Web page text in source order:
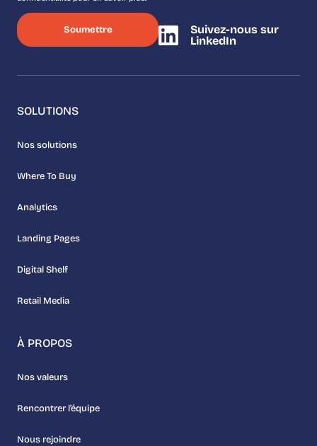
Suivez-nous sur
LinkedIn
SOLUTIONS
Nos solutions
Where To Buy
Analytics
Landing Pages
Digital Shelf
Retail Media
À PROPOS
Nos valeurs
Rencontrer l’équipe
Nous rejoindre